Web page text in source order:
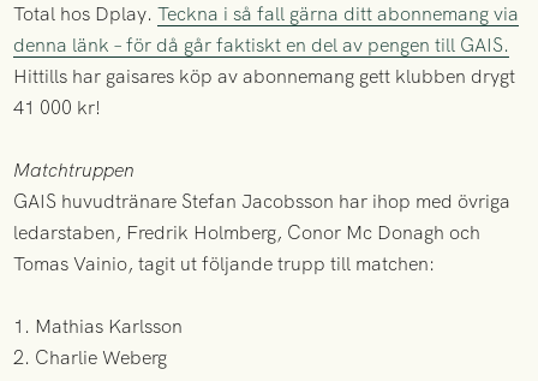
Total hos Dplay.Teckna i så fall gärna ditt abonnemang via
denna länk – för då går faktiskt en del av pengen till GAIS.
Hittills har gaisares köp av abonnemang gett klubben drygt
41 000 kr!
Matchtruppen
GAIS huvudtränare Stefan Jacobsson har ihop med övriga
ledarstaben, Fredrik Holmberg, Conor Mc Donagh och
Tomas Vainio, tagit ut följande trupp till matchen:
1. Mathias Karlsson
2. Charlie Weberg